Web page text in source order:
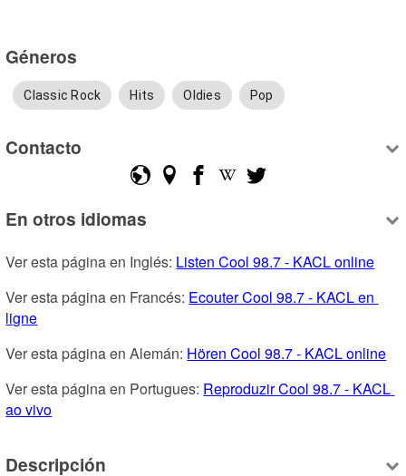
Géneros
Classic Rock Hits Oldies Pop
Contacto
En otros idiomas
Ver esta página en Inglés: Listen Cool 98.7 - KACL online
Ver esta página en Francés: Ecouter Cool 98.7 - KACL en
ligne
Ver esta página en Alemán: Hören Cool 98.7 - KACL online
Ver esta página en Portugues: Reproduzir Cool 98.7 - KACL
ao vivo
Descripción